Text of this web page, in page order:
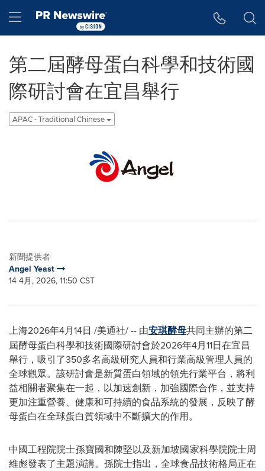
Hamburger menu
第二屆酵母蛋白科學和技術國
際研討會在宜昌舉行
APAC - Traditional Chinese
新聞提供者
Angel Yeast
14 4月, 2026, 11:50 CST
上海2026年4月14日 /美通社/ -- 由安琪酵母共同主辦的第二
屆酵母蛋白科學和技術國際研討會於2026年4月11日在宜昌
舉行，吸引了350多名高級研究人員和行業高級管理人員的
全球觀眾。該研討會是新質蛋白領域的領先行業平台，將利
益相關者聚集在一起，以加速創新，加強國際合作，並支持
更加注重營養、健康和可持續的食品系統的發展，反映了酵
母蛋白在全球蛋白質領域中不斷擴大的作用。
中國工程院院士孫寶國和陳堅以及新加坡國家科學院院士周
維彪發表了主題演講。孫院士指出，全球食品技術格局正在